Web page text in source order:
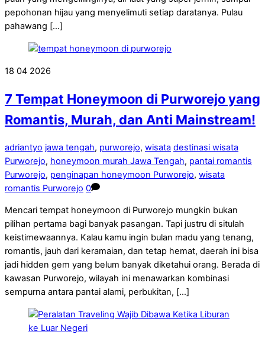
pepohonan hijau yang menyelimuti setiap daratanya. Pulau
pahawang […]
18 04 2026
7 Tempat Honeymoon di Purworejo yang
Romantis, Murah, dan Anti Mainstream!
adriantyo jawa tengah, purworejo, wisata destinasi wisata
Purworejo, honeymoon murah Jawa Tengah, pantai romantis
Purworejo, penginapan honeymoon Purworejo, wisata
romantis Purworejo 0
Mencari tempat honeymoon di Purworejo mungkin bukan
pilihan pertama bagi banyak pasangan. Tapi justru di situlah
keistimewaannya. Kalau kamu ingin bulan madu yang tenang,
romantis, jauh dari keramaian, dan tetap hemat, daerah ini bisa
jadi hidden gem yang belum banyak diketahui orang. Berada di
kawasan Purworejo, wilayah ini menawarkan kombinasi
sempurna antara pantai alami, perbukitan, […]